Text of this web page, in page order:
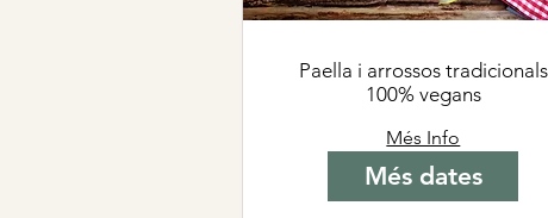
Paella i arrossos tradicionals
100% vegans
Més Info
Més dates